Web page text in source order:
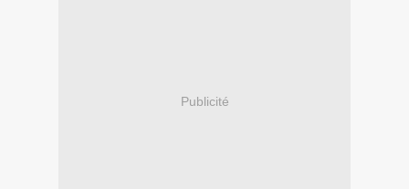
Publicité